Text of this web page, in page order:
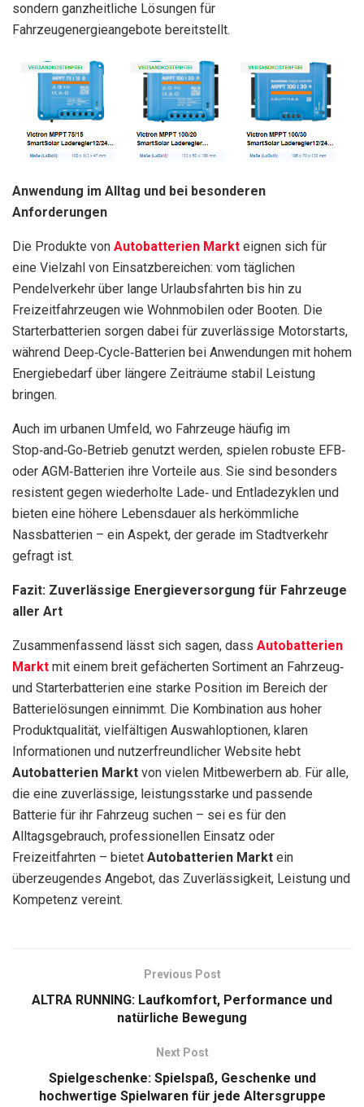
sondern ganzheitliche Lösungen für
Fahrzeugenergieangebote bereitstellt.
Anwendung im Alltag und bei besonderen
Anforderungen
Die Produkte von Autobatterien Markt eignen sich für
eine Vielzahl von Einsatzbereichen: vom täglichen
Pendelverkehr über lange Urlaubsfahrten bis hin zu
Freizeitfahrzeugen wie Wohnmobilen oder Booten. Die
Starterbatterien sorgen dabei für zuverlässige Motorstarts,
während Deep‑Cycle‑Batterien bei Anwendungen mit hohem
Energiebedarf über längere Zeiträume stabil Leistung
bringen.
Auch im urbanen Umfeld, wo Fahrzeuge häufig im
Stop‑and‑Go‑Betrieb genutzt werden, spielen robuste EFB‑
oder AGM‑Batterien ihre Vorteile aus. Sie sind besonders
resistent gegen wiederholte Lade‑ und Entladezyklen und
bieten eine höhere Lebensdauer als herkömmliche
Nassbatterien – ein Aspekt, der gerade im Stadtverkehr
gefragt ist.
Fazit: Zuverlässige Energieversorgung für Fahrzeuge
aller Art
Zusammenfassend lässt sich sagen, dass Autobatterien
Markt mit einem breit gefächerten Sortiment an Fahrzeug‑
und Starterbatterien eine starke Position im Bereich der
Batterielösungen einnimmt. Die Kombination aus hoher
Produktqualität, vielfältigen Auswahloptionen, klaren
Informationen und nutzerfreundlicher Website hebt
Autobatterien Markt von vielen Mitbewerbern ab. Für alle,
die eine zuverlässige, leistungsstarke und passende
Batterie für ihr Fahrzeug suchen – sei es für den
Alltagsgebrauch, professionellen Einsatz oder
Freizeitfahrten – bietet Autobatterien Markt ein
überzeugendes Angebot, das Zuverlässigkeit, Leistung und
Kompetenz vereint.
Previous Post
ALTRA RUNNING: Laufkomfort, Performance und
natürliche Bewegung
Next Post
Spielgeschenke: Spielspaß, Geschenke und
hochwertige Spielwaren für jede Altersgruppe